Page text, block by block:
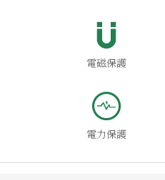
電磁保護
電力保護